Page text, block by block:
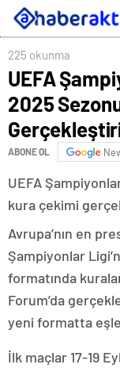
225 okunma
UEFA
2025
ABONE OL
UEFA
kura çekimi
Avrupa’nın en
Şampiyonlar
formatında
Forum’da
yeni formatta
İlk maçlar 17-19